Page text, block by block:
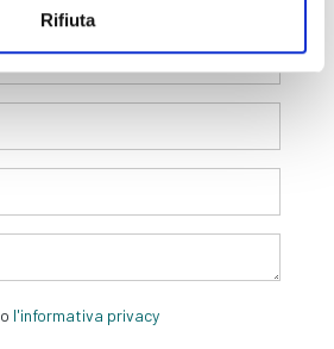
Rifiuta
l'informativa privacy